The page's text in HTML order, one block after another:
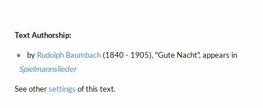
Text Authorship:
by Rudolph Baumbach(1840 - 1905), "Gute Nacht", appears in
Spielmannslieder
See othersettings of this text.